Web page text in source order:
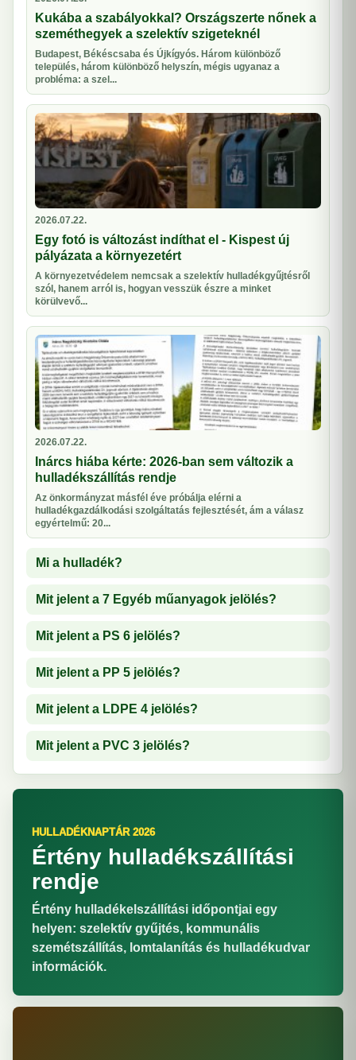
Kukába a szabályokkal? Országszerte nőnek a
szeméthegyek a szelektív szigeteknél
Budapest, Békéscsaba és Újkígyós. Három különböző
település, három különböző helyszín, mégis ugyanaz a
probléma: a szel...
2026.07.22.
Egy fotó is változást indíthat el - Kispest új
pályázata a környezetért
A környezetvédelem nemcsak a szelektív hulladékgyűjtésről
szól, hanem arról is, hogyan vesszük észre a minket
körülvevő...
2026.07.22.
Inárcs hiába kérte: 2026-ban sem változik a
hulladékszállítás rendje
Az önkormányzat másfél éve próbálja elérni a
hulladékgazdálkodási szolgáltatás fejlesztését, ám a válasz
egyértelmű: 20...
Mi a hulladék?
Mit jelent a 7 Egyéb műanyagok jelölés?
Mit jelent a PS 6 jelölés?
Mit jelent a PP 5 jelölés?
Mit jelent a LDPE 4 jelölés?
Mit jelent a PVC 3 jelölés?
HULLADÉKNAPTÁR 2026
Értény hulladékszállítási
rendje
Értény hulladékelszállítási időpontjai egy
helyen: szelektív gyűjtés, kommunális
szemétszállítás, lomtalanítás és hulladékudvar
információk.